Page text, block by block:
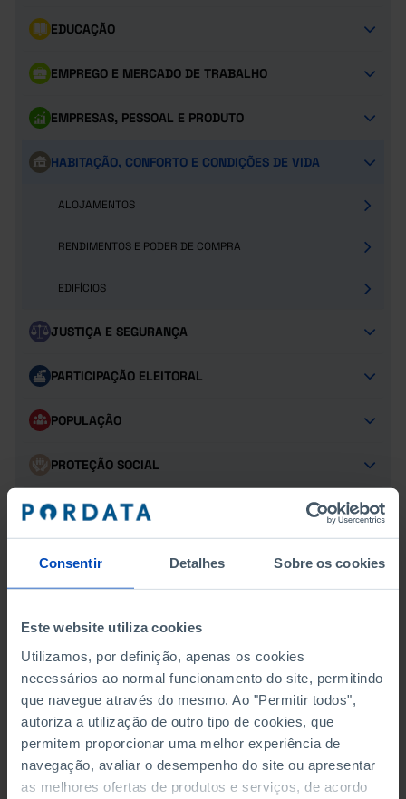
Consentir Detalhes Sobre os cookies
Este website utiliza cookies
Utilizamos, por definição, apenas os cookies
necessários ao normal funcionamento do site, permitindo
que navegue através do mesmo. Ao "Permitir todos",
autoriza a utilização de outro tipo de cookies, que
permitem proporcionar uma melhor experiência de
navegação, avaliar o desempenho do site ou apresentar
as melhores ofertas de produtos e serviços, de acordo
EDUCAÇÃO
EMPREGO E MERCADO DE TRABALHO
EMPRESAS, PESSOAL E PRODUTO
HABITAÇÃO, CONFORTO E CONDIÇÕES DE VIDA
ALOJAMENTOS
RENDIMENTOS E PODER DE COMPRA
EDIFÍCIOS
JUSTIÇA E SEGURANÇA
PARTICIPAÇÃO ELEITORAL
POPULAÇÃO
PROTEÇÃO SOCIAL
SAÚDE
CONCLUÍDOS PARA HABITAÇÃO FAMILIAR POR TIPO DE
CONCLUÍDOS POR TIPO DE OBRA
DE HABITAÇÃO FAMILIAR CLÁSSICA